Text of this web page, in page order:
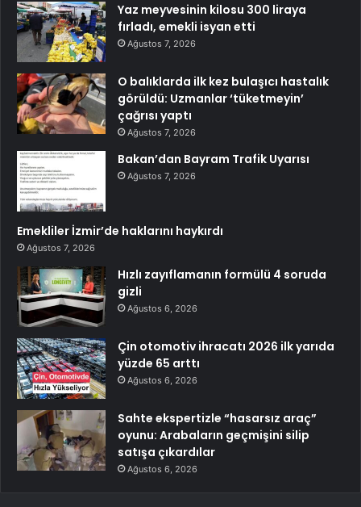
Yaz meyvesinin kilosu 300 liraya
fırladı, emekli isyan etti
Ağustos 7, 2026
O balıklarda ilk kez bulaşıcı hastalık
görüldü: Uzmanlar ‘tüketmeyin’
çağrısı yaptı
Ağustos 7, 2026
Bakan’dan Bayram Trafik Uyarısı
Ağustos 7, 2026
Emekliler İzmir’de haklarını haykırdı
Ağustos 7, 2026
Hızlı zayıflamanın formülü 4 soruda
gizli
Ağustos 6, 2026
Çin otomotiv ihracatı 2026 ilk yarıda
yüzde 65 arttı
Ağustos 6, 2026
Sahte ekspertizle “hasarsız araç”
oyunu: Arabaların geçmişini silip
satışa çıkardılar
Ağustos 6, 2026